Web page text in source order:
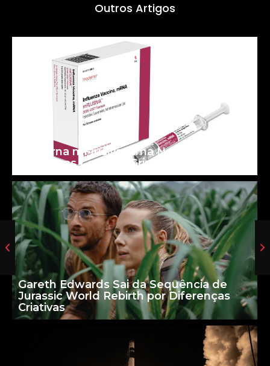
Outros Artigos
Moderna mFlusiva: uma Nova Era para
as Vacinas Contra a Gripe
Gareth Edwards Sai da Sequência de
Jurassic World Rebirth por Diferenças
Criativas